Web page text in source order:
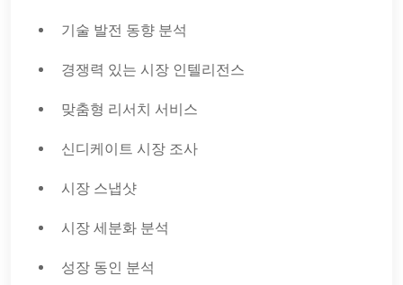
기술 발전 동향 분석
경쟁력 있는 시장 인텔리전스
맞춤형 리서치 서비스
신디케이트 시장 조사
시장 스냅샷
시장 세분화 분석
성장 동인 분석